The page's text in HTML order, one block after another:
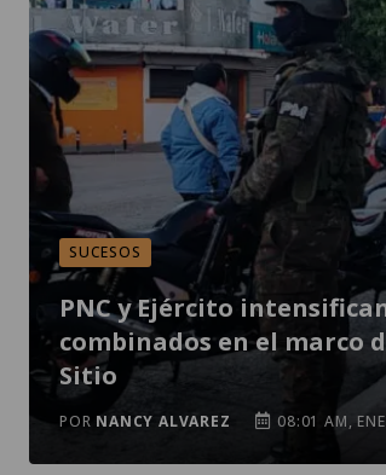
SUCESOS
PNC y Ejército
combinados en el marco
Sitio
POR NANCY ALVAREZ 08:01 AM,